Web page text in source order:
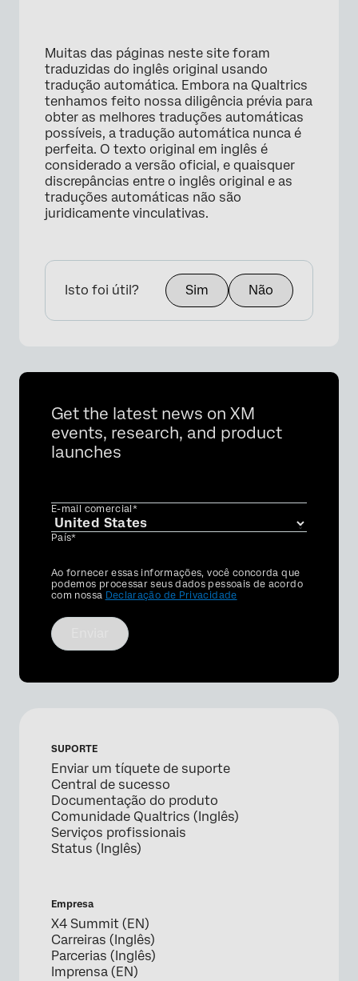
Muitas das páginas neste site foram
traduzidas do inglês original usando
tradução automática. Embora na Qualtrics
tenhamos feito nossa diligência prévia para
obter as melhores traduções automáticas
possíveis, a tradução automática nunca é
perfeita. O texto original em inglês é
considerado a versão oficial, e quaisquer
discrepâncias entre o inglês original e as
traduções automáticas não são
juridicamente vinculativas.
Isto foi útil? Sim Não
Get the latest news on XM
events, research, and product
launches
E-mail comercial*
País*
Privacy
Optin
Ao fornecer essas informações, você concorda que
podemos processar seus dados pessoais de acordo
com nossa Declaração de Privacidade
SUPORTE
Enviar um tíquete de suporte
Central de sucesso
Documentação do produto
Comunidade Qualtrics (Inglês)
Serviços profissionais
Status (Inglês)
Empresa
X4 Summit (EN)
Carreiras (Inglês)
Parcerias (Inglês)
Imprensa (EN)